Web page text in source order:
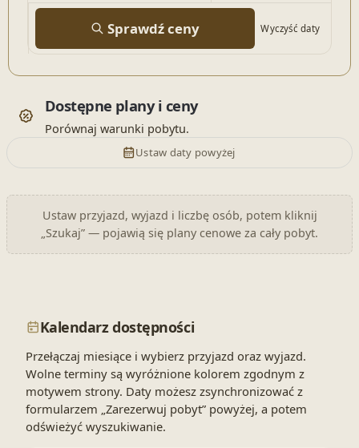
Sprawdź ceny Wyczyść daty
Dostępne plany i ceny
Porównaj warunki pobytu.
Ustaw daty powyżej
Ustaw przyjazd, wyjazd i liczbę osób, potem kliknij
„Szukaj” — pojawią się plany cenowe za cały pobyt.
Kalendarz dostępności
Przełączaj miesiące i wybierz przyjazd oraz wyjazd.
Wolne terminy są wyróżnione kolorem zgodnym z
motywem strony. Daty możesz zsynchronizować z
formularzem „Zarezerwuj pobyt” powyżej, a potem
odświeżyć wyszukiwanie.